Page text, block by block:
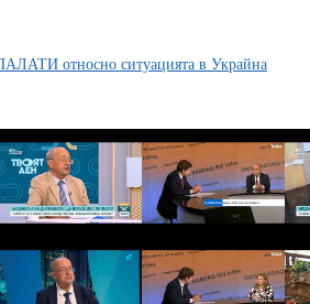
относно ситуацията в Украйна